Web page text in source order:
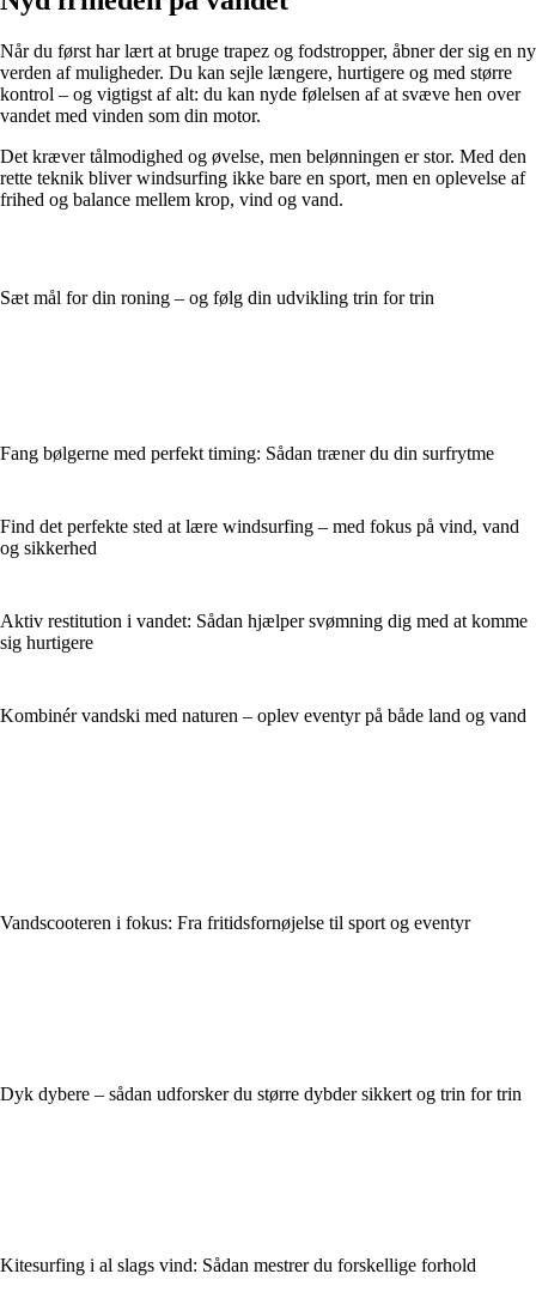
Når du først har lært at bruge trapez og fodstropper, åbner der sig en ny
verden af muligheder. Du kan sejle længere, hurtigere og med større
kontrol – og vigtigst af alt: du kan nyde følelsen af at svæve hen over
vandet med vinden som din motor.
Det kræver tålmodighed og øvelse, men belønningen er stor. Med den
rette teknik bliver windsurfing ikke bare en sport, men en oplevelse af
frihed og balance mellem krop, vind og vand.
Sæt mål for din roning – og følg din udvikling trin for trin
Fang bølgerne med perfekt timing: Sådan træner du din surfrytme
Find det perfekte sted at lære windsurfing – med fokus på vind, vand
og sikkerhed
Aktiv restitution i vandet: Sådan hjælper svømning dig med at komme
sig hurtigere
Kombinér vandski med naturen – oplev eventyr på både land og vand
Vandscooteren i fokus: Fra fritidsfornøjelse til sport og eventyr
Dyk dybere – sådan udforsker du større dybder sikkert og trin for trin
Kitesurfing i al slags vind: Sådan mestrer du forskellige forhold